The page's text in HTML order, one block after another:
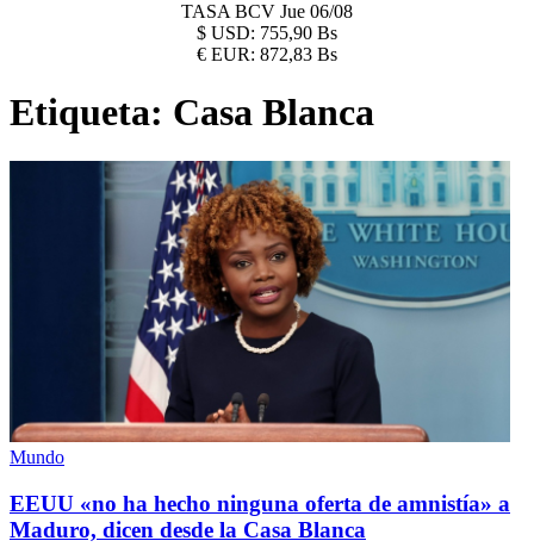
TASA BCV Jue 06/08
$ USD: 755,90 Bs
€ EUR: 872,83 Bs
Etiqueta: Casa Blanca
Mundo
EEUU «no ha hecho ninguna oferta de amnistía» a
Maduro, dicen desde la Casa Blanca